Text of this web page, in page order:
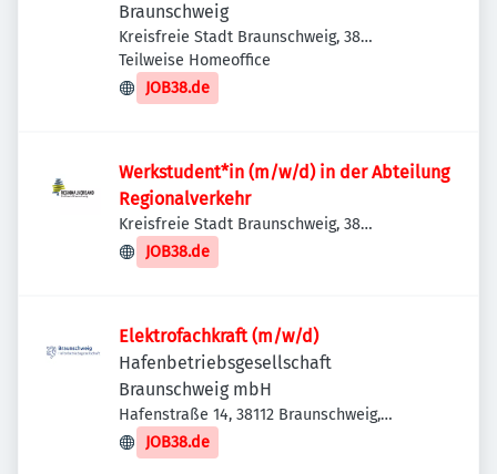
Braunschweig
Kreisfreie Stadt Braunschweig, 38
Braunschweig, Deutschland
Teilweise Homeoffice
JOB38.de
Werkstudent*in (m/w/d) in der Abteilung
Regionalverkehr
Kreisfreie Stadt Braunschweig, 38
Braunschweig, Deutschland
JOB38.de
Elektrofachkraft (m/w/d)
Hafenbetriebsgesellschaft
Braunschweig mbH
Hafenstraße 14, 38112 Braunschweig,
Deutschland
JOB38.de